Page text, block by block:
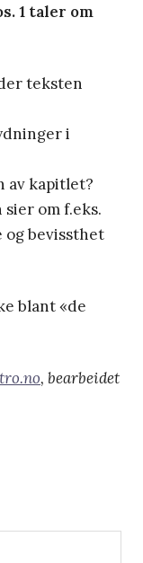
1 taler om
teksten
i
av kapitlet?
om f.eks.
og bevissthet
blant «de
, bearbeidet